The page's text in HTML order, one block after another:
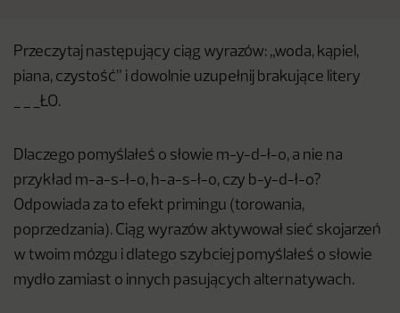
Przeczytaj następujący ciąg wyrazów: „woda, kąpiel,
piana, czystość” i dowolnie uzupełnij brakujące litery
_ _ _ŁO.
Dlaczego pomyślałeś o słowie m-y-d-ł-o, a nie na
przykład m-a-s-ł-o, h-a-s-ł-o, czy b-y-d-ł-o?
Odpowiada za to efekt primingu (torowania,
poprzedzania). Ciąg wyrazów aktywował sieć skojarzeń
w twoim mózgu i dlatego szybciej pomyślałeś o słowie
mydło zamiast o innych pasujących alternatywach.